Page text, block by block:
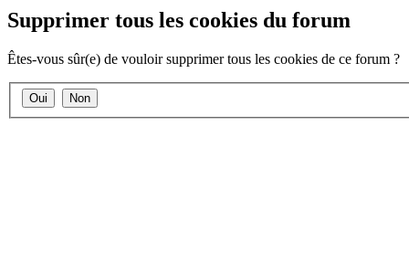
Supprimer tous les cookies du forum
Êtes-vous sûr(e) de vouloir supprimer tous les cookies de ce forum ?